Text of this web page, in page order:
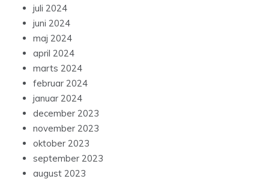
juli 2024
juni 2024
maj 2024
april 2024
marts 2024
februar 2024
januar 2024
december 2023
november 2023
oktober 2023
september 2023
august 2023